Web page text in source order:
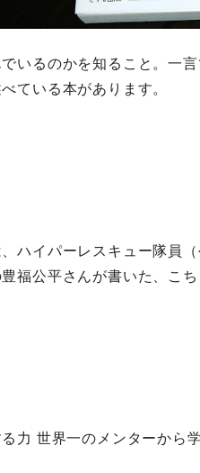
でいるのかを知ること。一
ている本があります。
ハイパーレスキュー隊員
豊福公平さんが書いた、こち
力 世界一のメンターから